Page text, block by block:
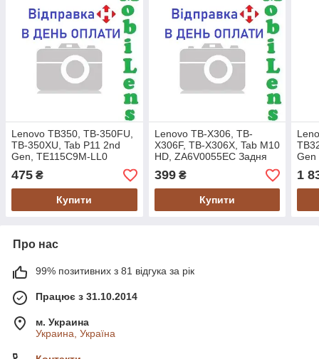
Lenovo TB350, TB-350FU,
TB-350XU, Tab P11 2nd
Gen, TE115C9M-LL0
камери Original *PRC
475 ₴
Купити
Lenovo TB-X306, TB-
X306F, TB-X306X, Tab M10
HD, ZA6V0055EC Задня
кришка сіра+скло камери
Original *PRC
399₴
Купити
Gen
1
Про нас
99% позитивних з 81 відгука за рік
Працює з 31.10.2014
м. Украина
Украина, Україна